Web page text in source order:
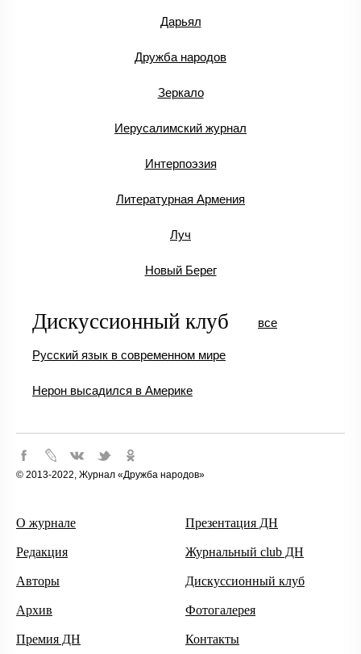
Дарьял
Дружба народов
Зеркало
Иерусалимский журнал
Интерпоэзия
Литературная Армения
Луч
Новый Берег
Дискуссионный клуб
Русский язык в современном мире
Нерон высадился в Америке
все
© 2013-2022, Журнал «Дружба народов»
О журнале
Редакция
Авторы
Архив
Премия ДН
Презентация ДН
Журнальный club ДН
Дискуссионный клуб
Фотогалерея
Контакты